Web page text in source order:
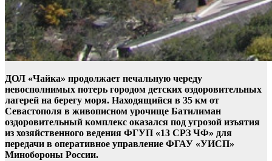
ДОЛ «Чайка» продолжает печальную череду
невосполнимых потерь городом детских оздоровительных
лагерей на берегу моря. Находящийся в 35 км от
Севастополя в живописном урочище Батилиман
оздоровительный комплекс оказался под угрозой изъятия
из хозяйственного ведения ФГУП «13 СРЗ ЧФ» для
передачи в оперативное управление ФГАУ «УИСП»
Минобороны России.